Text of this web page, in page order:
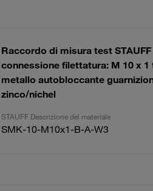
Raccordo di misura test
connessione filettatura: M 10 x
metallo autobloccante
zinco/nichel
STAUFF Descrizione del materiale
SMK-10-M10x1-B-A-W3